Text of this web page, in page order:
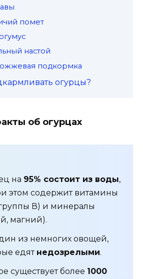
помет
настой
подкормка
огурцы?
об огурцах
на 95% состоит из воды,
этом содержит витамины
В) и минералы
магний).
из немногих овощей,
едят недозрелыми.
существует более 1000